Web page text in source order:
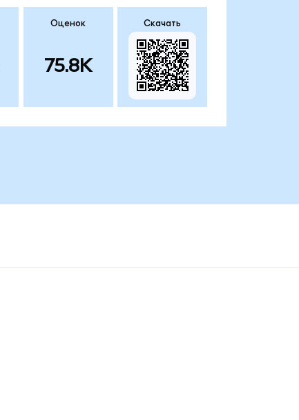
Оценок
75.8K
Скачать